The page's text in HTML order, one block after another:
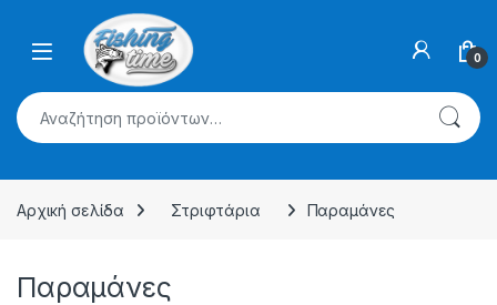
Skip to navigation
0
Αναζήτηση για:
Αρχική σελίδα Στριφτάρια Παραμάνες
Παραμάνες